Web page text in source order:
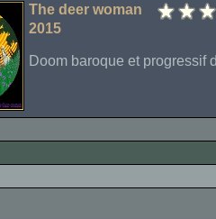
The deer woman
2015
Doom baroque et progressif